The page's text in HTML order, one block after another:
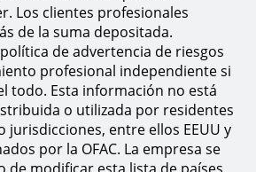
Los clientes profesionales
de la suma depositada.
de advertencia de riesgos
profesional independiente si
todo. Esta información no está
o utilizada por residentes
jurisdicciones, entre ellos EEUU y
por la OFAC. La empresa se